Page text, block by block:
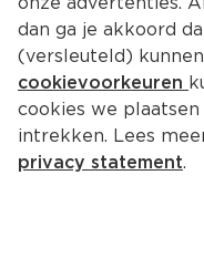
dan ga je akkoord
(versleuteld)
cookievoorkeuren
cookies we
intrekken. Lees
privacy statement.